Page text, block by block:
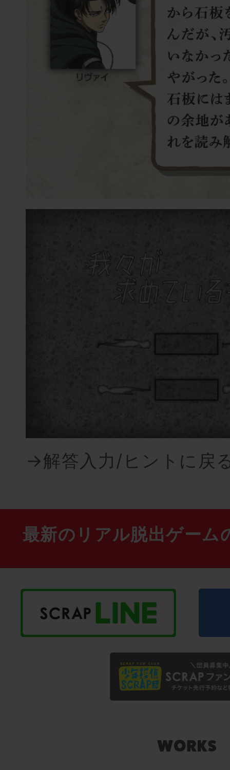
→解答入力/ヒントに戻
最新のリアル脱出ゲーム